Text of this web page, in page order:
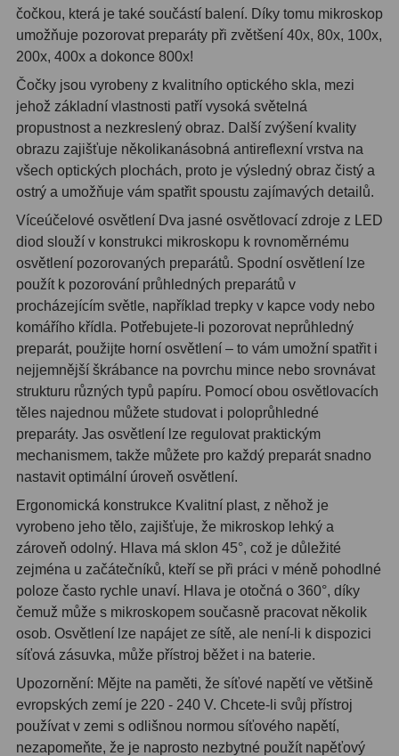
Ostatní179
Literatura
Lupy69
Dárkové poukazy29
Kufry a tašky64
Ostatní6
Bazar11
Dalekohledy8
Okuláry 1
Ostatní
čočkou, která je také součástí balení. Díky tomu mikroskop
umožňuje pozorovat preparáty při zvětšení 40x, 80x, 100x,
200x, 400x a dokonce 800x!
Čočky jsou vyrobeny z kvalitního optického skla, mezi
jehož základní vlastnosti patří vysoká světelná
propustnost a nezkreslený obraz. Další zvýšení kvality
obrazu zajišťuje několikanásobná antireflexní vrstva na
všech optických plochách, proto je výsledný obraz čistý a
ostrý a umožňuje vám spatřit spoustu zajímavých detailů.
Víceúčelové osvětlení Dva jasné osvětlovací zdroje z LED
diod slouží v konstrukci mikroskopu k rovnoměrnému
osvětlení pozorovaných preparátů. Spodní osvětlení lze
použít k pozorování průhledných preparátů v
procházejícím světle, například trepky v kapce vody nebo
komářího křídla. Potřebujete-li pozorovat neprůhledný
preparát, použijte horní osvětlení – to vám umožní spatřit i
nejjemnější škrábance na povrchu mince nebo srovnávat
strukturu různých typů papíru. Pomocí obou osvětlovacích
těles najednou můžete studovat i poloprůhledné
preparáty. Jas osvětlení lze regulovat praktickým
mechanismem, takže můžete pro každý preparát snadno
nastavit optimální úroveň osvětlení.
Ergonomická konstrukce Kvalitní plast, z něhož je
vyrobeno jeho tělo, zajišťuje, že mikroskop lehký a
zároveň odolný. Hlava má sklon 45°, což je důležité
zejména u začátečníků, kteří se při práci v méně pohodlné
poloze často rychle unaví. Hlava je otočná o 360°, díky
čemuž může s mikroskopem současně pracovat několik
osob. Osvětlení lze napájet ze sítě, ale není-li k dispozici
síťová zásuvka, může přístroj běžet i na baterie.
Upozornění: Mějte na paměti, že síťové napětí ve většině
evropských zemí je 220 - 240 V. Chcete-li svůj přístroj
používat v zemi s odlišnou normou síťového napětí,
nezapomeňte, že je naprosto nezbytné použít napěťový